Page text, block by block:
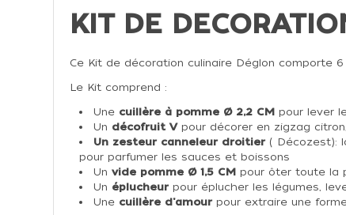
KIT DE
Ce Kit de décoration culinaire Déglon comporte
Le Kit comprend :
Une cuillère à pomme Ø 2,2 CM pour lever
Un décofruit Vpour décorer en zigzag citron,
Un zesteur canneleur droitier( Décozest):
pour parfumer les sauces et boissons
Un vide pomme Ø 1,5 CM pour ôter toute la
Un éplucheurpour éplucher les légumes,
Une cuillère d'amourpour extraire une